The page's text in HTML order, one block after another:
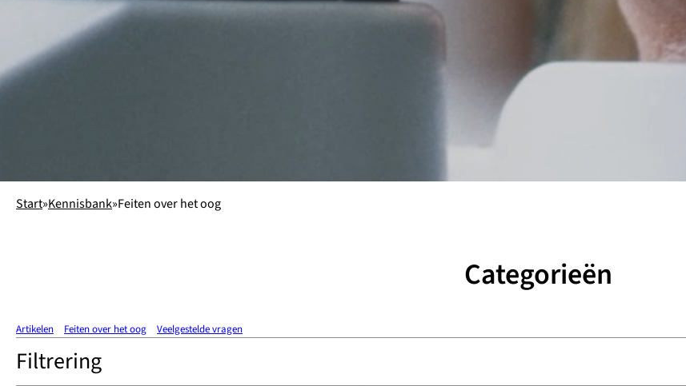
Start»Kennisbank»Feiten over het oog
Categorieën
Artikelen Feiten over het oog Veelgestelde vragen
Filtrering